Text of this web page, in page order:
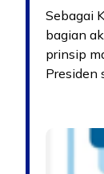
Sebagai
bagian
prinsip
Presiden